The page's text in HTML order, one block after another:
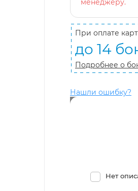
менеджеру.
При оплате
до 14
Подробнее о
Нашли ошибку?
Нет